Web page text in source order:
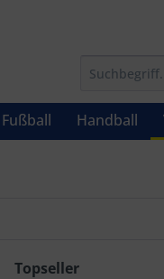
Fußball Handball
Topseller